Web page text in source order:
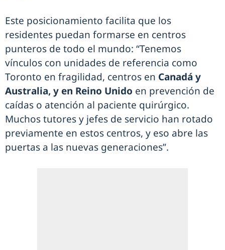
Este posicionamiento facilita que los
residentes puedan formarse en centros
punteros de todo el mundo: “Tenemos
vínculos con unidades de referencia como
Toronto en fragilidad, centros en Canadá y
Australia, y en Reino Unido en prevención de
caídas o atención al paciente quirúrgico.
Muchos tutores y jefes de servicio han rotado
previamente en estos centros, y eso abre las
puertas a las nuevas generaciones”.